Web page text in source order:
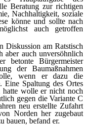
Beratung zur richtigen
Nachhaltigkeit, soziale
könne und sollte nach
auch getroffen
Diskussion am Ratstisch
aber auch unversöhnlich
betonte Bürgermeister
der Baumaßnahmen
wenn er dazu die
Eine Spaltung des Ortes
hatte wolle er nicht noch
gegen die Variante C
neu erstellte Zufahrt
Norden her zugebaut
bauen, befand er.